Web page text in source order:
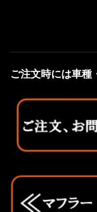
ご注文時には車種